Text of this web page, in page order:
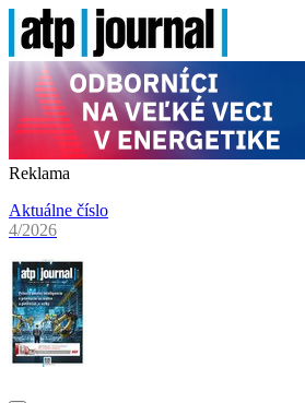
Reklama
Aktuálne číslo
4/2026